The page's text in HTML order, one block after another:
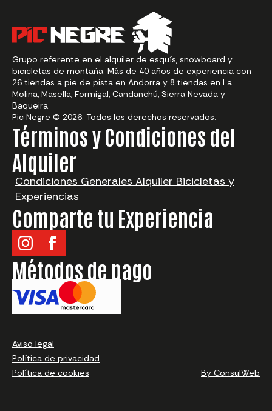
Grupo referente en el alquiler de esquís, snowboard y
bicicletas de montaña. Más de 40 años de experiencia con
26 tiendas a pie de pista en Andorra y 8 tiendas en La
Molina, Masella, Formigal, Candanchú, Sierra Nevada y
Baqueira.
Pic Negre © 2026. Todos los derechos reservados.
Términos y Condiciones del
Alquiler
Condiciones Generales Alquiler Bicicletas y
Experiencias
Comparte tu Experiencia
Métodos de pago
Aviso legal
Política de privacidad
Política de cookies
By ConsulWeb
¿Qué quieres alquilar?
Elegir destino
Elige fecha